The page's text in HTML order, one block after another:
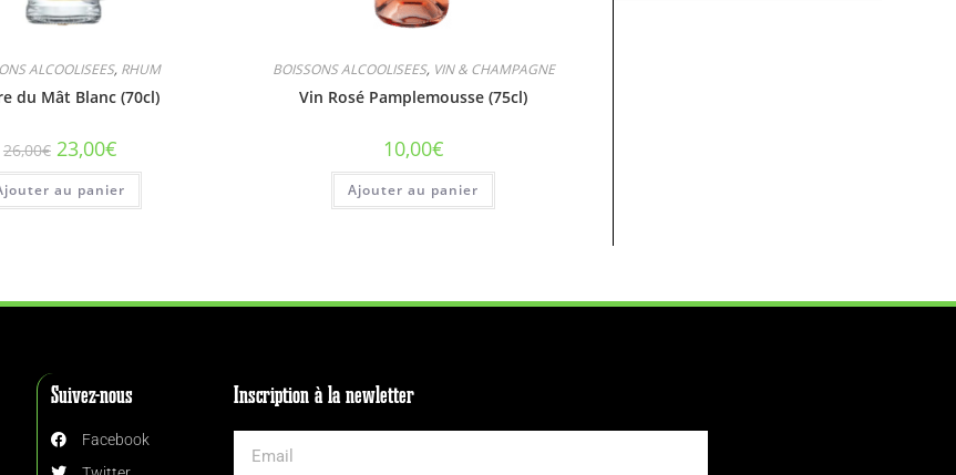
ALCOOLISEES, RHUM
du Mât Blanc (70cl)
26,00€ 23,00€
au panier
BOISSONS ALCOOLISEES, VIN & CHAMPAGNE
Vin Rosé Pamplemousse (75cl)
10,00€
Ajouter au panier
Suivez-nous
Facebook
Inscription à la newletter